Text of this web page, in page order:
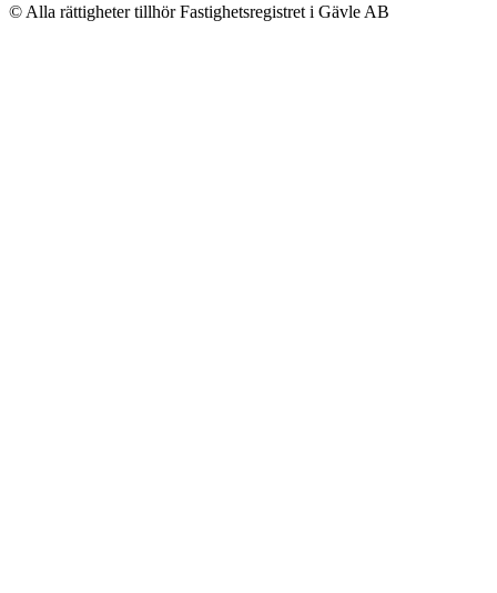
© Alla rättigheter tillhör Fastighetsregistret i Gävle AB